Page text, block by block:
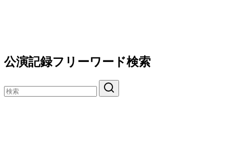
公演記録フリーワード検索